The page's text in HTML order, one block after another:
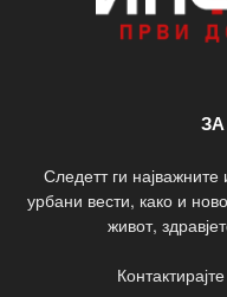
Следетт ги
урбани вести, како и
живот,